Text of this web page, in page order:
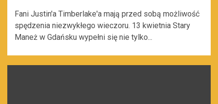
Fani Justin'a Timberlake'a mają przed sobą możliwość
spędzenia niezwykłego wieczoru. 13 kwietnia Stary
Maneż w Gdańsku wypełni się nie tylko...